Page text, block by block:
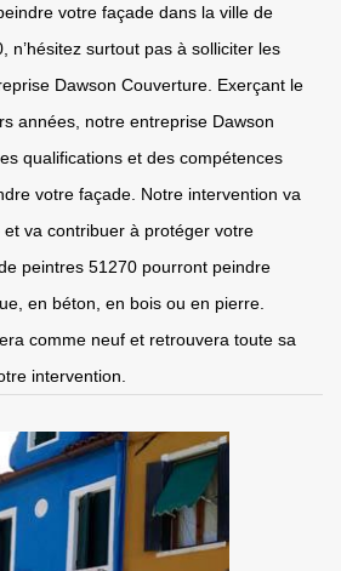
votre façade dans la ville de
n’hésitez surtout pas à solliciter les
Dawson Couverture. Exerçant le
années, notre entreprise Dawson
qualifications et des compétences
votre façade. Notre intervention va
et va contribuer à protéger votre
peintres 51270 pourront peindre
en béton, en bois ou en pierre.
comme neuf et retrouvera toute sa
intervention.